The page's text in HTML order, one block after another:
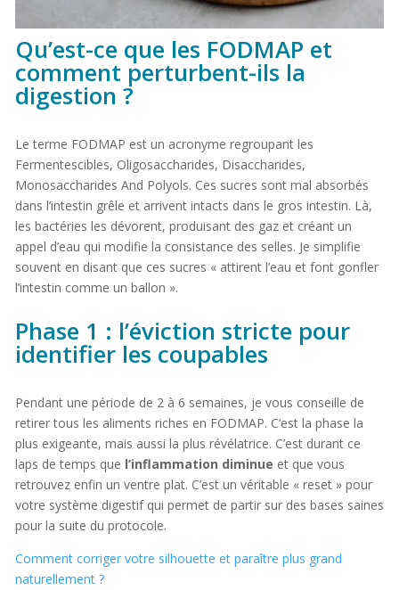
Qu’est-ce que les FODMAP et
comment perturbent-ils la
digestion ?
Le terme FODMAP est un acronyme regroupant les
Fermentescibles, Oligosaccharides, Disaccharides,
Monosaccharides And Polyols. Ces sucres sont mal absorbés
dans l’intestin grêle et arrivent intacts dans le gros intestin. Là,
les bactéries les dévorent, produisant des gaz et créant un
appel d’eau qui modifie la consistance des selles. Je simplifie
souvent en disant que ces sucres « attirent l’eau et font gonfler
l’intestin comme un ballon ».
Phase 1 : l’éviction stricte pour
identifier les coupables
Pendant une période de 2 à 6 semaines, je vous conseille de
retirer tous les aliments riches en FODMAP. C’est la phase la
plus exigeante, mais aussi la plus révélatrice. C’est durant ce
laps de temps que l’inflammation diminue et que vous
retrouvez enfin un ventre plat. C’est un véritable « reset » pour
votre système digestif qui permet de partir sur des bases saines
pour la suite du protocole.
Comment corriger votre silhouette et paraître plus grand
naturellement ?